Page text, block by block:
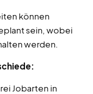
können
sein, wobei
werden.
Jobarten in